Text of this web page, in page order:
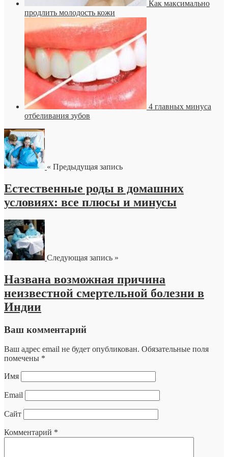
Как максимально
продлить молодость кожи
4 главных минуса
отбеливания зубов
« Предыдущая запись
Естественные роды в домашних
условиях: все плюсы и минусы
Следующая запись »
Названа возможная причина
неизвестной смертельной болезни в
Индии
Ваш комментарий
Ваш адрес email не будет опубликован. Обязательные поля
помечены *
Имя
Email
Сайт
Комментарий *